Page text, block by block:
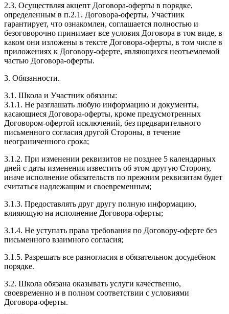
2.3. Осуществляя акцепт Договора-оферты в порядке,
определенным в п.2.1. Договора-оферты, Участник
гарантирует, что ознакомлен, соглашается полностью и
безоговорочно принимает все условия Договора в том виде, в
каком они изложены в тексте Договора-оферты, в том числе в
приложениях к Договору-оферте, являющихся неотъемлемой
частью Договора-оферты.
3. Обязанности.
3.1. Школа и Участник обязаны:
3.1.1. Не разглашать любую информацию и документы,
касающиеся Договора-оферты, кроме предусмотренных
Договором-офертой исключений, без предварительного
письменного согласия другой Стороны, в течение
неограниченного срока;
3.1.2. При изменении реквизитов не позднее 5 календарных
дней с даты изменения известить об этом другую Сторону,
иначе исполнение обязательств по прежним реквизитам будет
считаться надлежащим и своевременным;
3.1.3. Предоставлять друг другу полную информацию,
влияющую на исполнение Договора-оферты;
3.1.4. Не уступать права требования по Договору-оферте без
письменного взаимного согласия;
3.1.5. Разрешать все разногласия в обязательном досудебном
порядке.
3.2. Школа обязана оказывать услуги качественно,
своевременно и в полном соответствии с условиями
Договора-оферты.